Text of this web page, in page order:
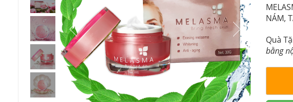
NÁM,
Quà
bằng